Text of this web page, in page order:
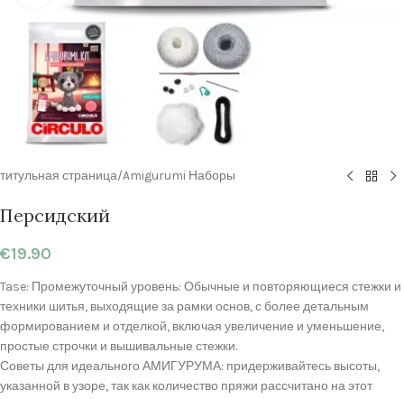
титульная страница/Amigurumi Наборы
Персидский
€19.90
Tase: Промежуточный уровень: Обычные и повторяющиеся стежки и
техники шитья, выходящие за рамки основ, с более детальным
формированием и отделкой, включая увеличение и уменьшение,
простые строчки и вышивальные стежки.
Советы для идеального АМИГУРУМА: придерживайтесь высоты,
указанной в узоре, так как количество пряжи рассчитано на этот